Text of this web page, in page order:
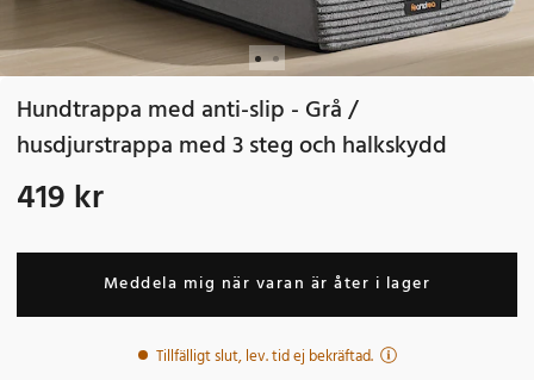
Hundtrappa med anti-slip - Grå /
husdjurstrappa med 3 steg och halkskydd
Pris:419 kr
419 kr
Meddela mig när varan är åter i lager
Tillfälligt slut, lev. tid ej bekräftad.